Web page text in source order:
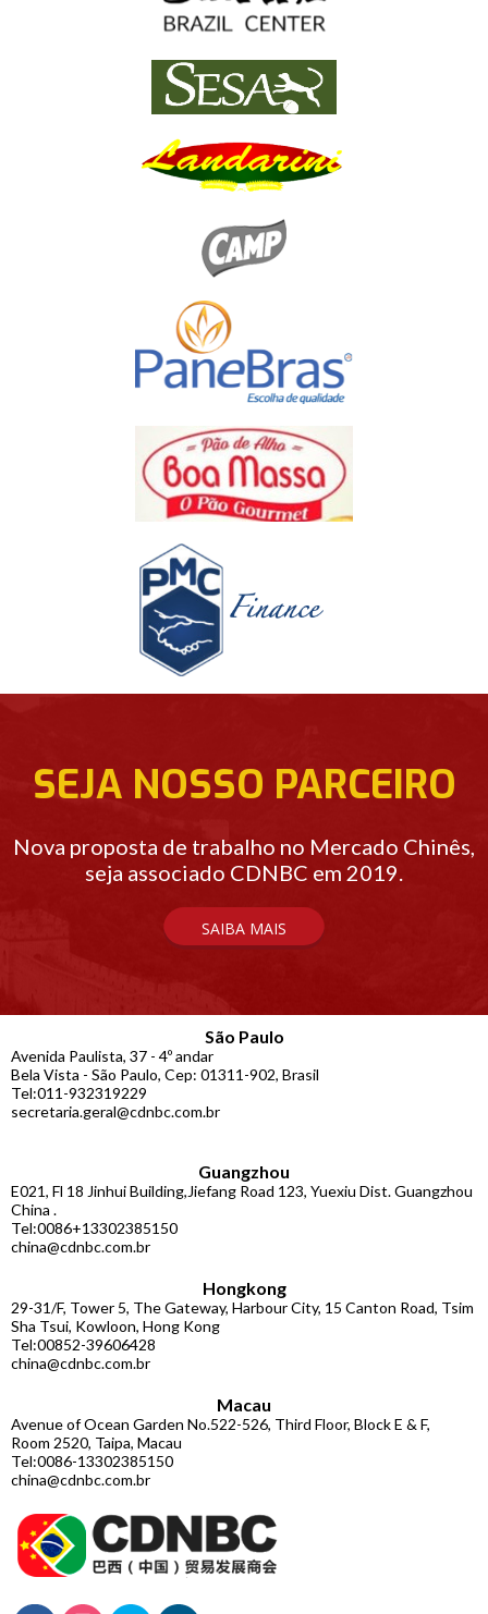
SEJA NOSSO PARCEIRO
Nova proposta de trabalho no Mercado Chinês,
seja associado CDNBC em 2019.
SAIBA MAIS
São Paulo
Avenida Paulista, 37 - 4º andar
Bela Vista - São Paulo, Cep: 01311-902, Brasil
Tel:011-932319229
secretaria.geral@cdnbc.com.br
Guangzhou
E021, Fl 18 Jinhui Building,Jiefang Road 123, Yuexiu Dist. Guangzhou
China .
Tel:0086+13302385150
china@cdnbc.com.br
Hongkong
29-31/F, Tower 5, The Gateway, Harbour City, 15 Canton Road, Tsim
Sha Tsui, Kowloon, Hong Kong
Tel:00852-39606428
china@cdnbc.com.br
Macau
Avenue of Ocean Garden No.522-526, Third Floor, Block E & F,
Room 2520, Taipa, Macau
Tel:0086-13302385150
china@cdnbc.com.br